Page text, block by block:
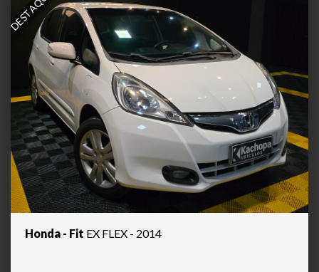
DESTAQUE
Honda - Fit EX FLEX - 2014